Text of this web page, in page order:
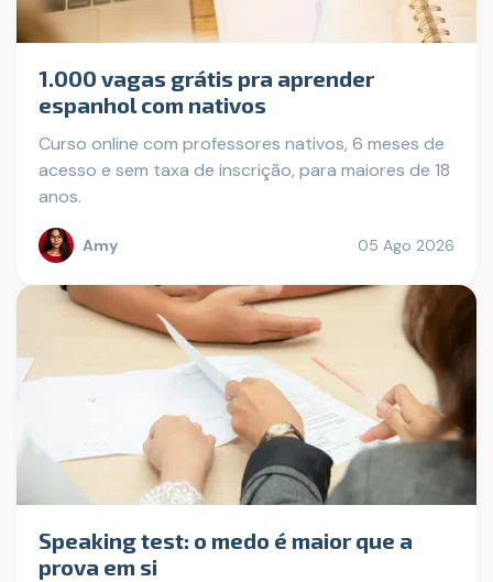
1.000 vagas grátis pra aprender
espanhol com nativos
Curso online com professores nativos, 6 meses de
acesso e sem taxa de inscrição, para maiores de 18
anos.
Amy 05 Ago 2026
Speaking test: o medo é maior que a
prova em si